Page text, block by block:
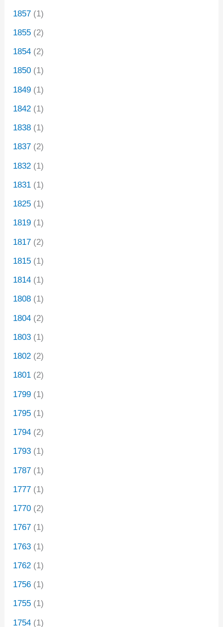
1857 (1)
1855 (2)
1854 (2)
1850 (1)
1849 (1)
1842 (1)
1838 (1)
1837 (2)
1832 (1)
1831 (1)
1825 (1)
1819 (1)
1817 (2)
1815 (1)
1814 (1)
1808 (1)
1804 (2)
1803 (1)
1802 (2)
1801 (2)
1799 (1)
1795 (1)
1794 (2)
1793 (1)
1787 (1)
1777 (1)
1770 (2)
1767 (1)
1763 (1)
1762 (1)
1756 (1)
1755 (1)
1754 (1)